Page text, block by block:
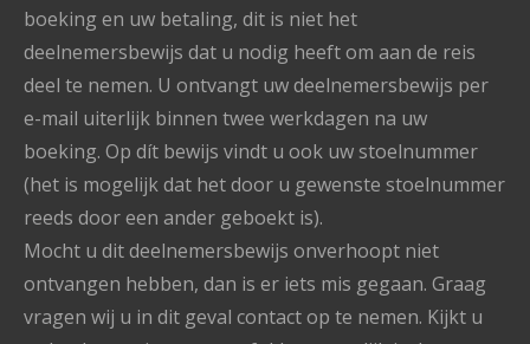
boeking en uw betaling, dit is niet het
deelnemersbewijs dat u nodig heeft om aan de reis
deel te nemen. U ontvangt uw deelnemersbewijs per
e-mail uiterlijk binnen twee werkdagen na uw
boeking. Op dít bewijs vindt u ook uw stoelnummer
(het is mogelijk dat het door u gewenste stoelnummer
reeds door een ander geboekt is).
Mocht u dit deelnemersbewijs onverhoopt niet
ontvangen hebben, dan is er iets mis gegaan. Graag
vragen wij u in dit geval contact op te nemen. Kijkt u